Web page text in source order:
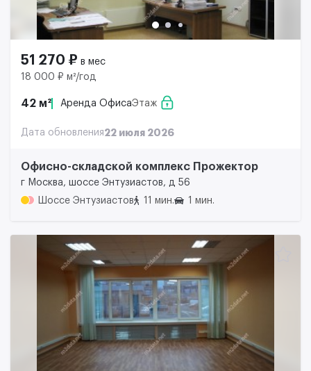
51 270 ₽ в мес
18 000 ₽ м²/год
42 м² Аренда ОфисаЭтаж
Дата обновления22 июля 2026
Офисно-складской комплекс Прожектор
г Москва, шоссе Энтузиастов, д 56
Шоссе Энтузиастов
11 мин. 1 мин.